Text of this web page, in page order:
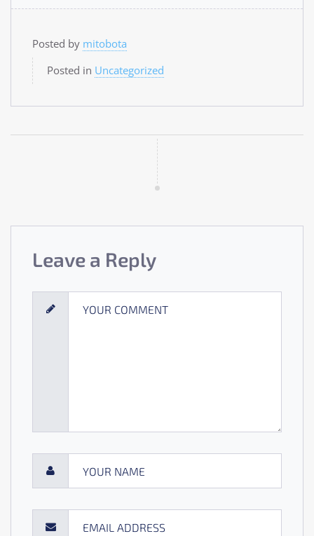
Posted by mitobota
Posted in Uncategorized
Leave a Reply